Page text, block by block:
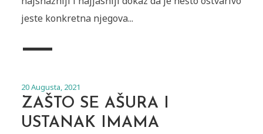
jeste konkretna njegova...
20 Augusta, 2021
ZAŠTO SE AŠURA I
USTANAK IMAMA